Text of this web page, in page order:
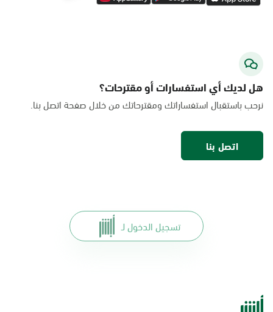
الدمام, الدمام - لولو ماركت حي الجلوية
التوجه للموقع
فؤاد. أمام، الدمام
السبت - الخميس (09:00-23:00)
الجمعة (16:00-23:00)
هل لديك أي استفسارات أو مقترحات؟
نرحب باستقبال استفساراتك ومقترحاتك من خلال صفحة اتصل بنا.
اتصل بنا
تسجيل الدخول لـ